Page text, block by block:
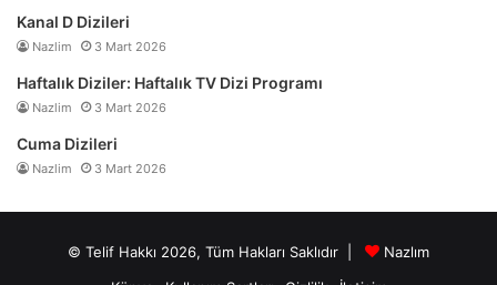
Kanal D Dizileri
Nazlim 3 Mart 2026
Haftalık Diziler: Haftalık TV Dizi Programı
Nazlim 3 Mart 2026
Cuma Dizileri
Nazlim 3 Mart 2026
© Telif Hakkı 2026, Tüm Hakları Saklıdır |
Nazlım